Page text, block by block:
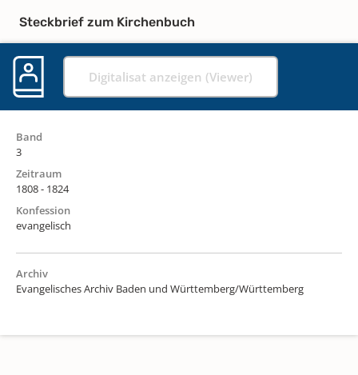
Steckbrief zum Kirchenbuch
Digitalisat anzeigen (Viewer)
Band
3
Zeitraum
1808 - 1824
Konfession
evangelisch
Archiv
Evangelisches Archiv Baden und Württemberg/Württemberg